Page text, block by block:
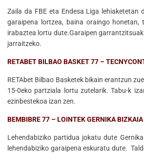
Zaila da FBE eta Endesa Liga lehiaketetan
garaipena lortzea, baina oraingo honetan,
irabaztea lortu dute.Garaipen
jarraitzeko.
RETABET BILBAO BASKET 77 –
RETAbet Bilbao Basketek bikain erantzun
15-0eko partziala lortu zutelarik. Tabu-k
ezinbestekoa izan zen.
BEMBIBRE 77 – LOINTEK GERNIKA
Lehendabiziko partidua jokatu dute
lehendabiziko garaipena eskuratu dute.